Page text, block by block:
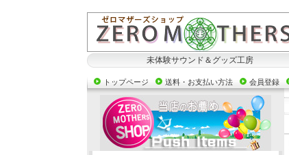
未体験サウンド＆グッズ工房
トップページ 送料・お支払い方法 会員登録